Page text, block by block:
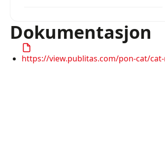
Dokumentasjon
https://view.publitas.com/pon-cat/